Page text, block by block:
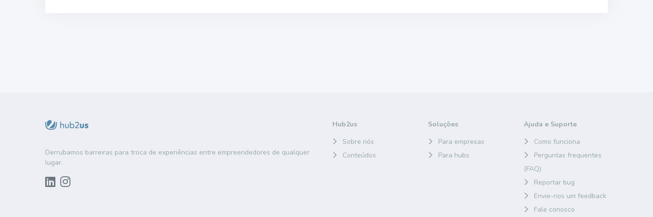
Derrubamos barreiras para troca de experiências entre empreendedores de qualquer
lugar.
Hub2us
Sobre nós
Conteúdos
Soluções
Para empresas
Para hubs
Ajuda e Suporte
Como funciona
Perguntas frequentes
(FAQ)
Reportar bug
Envie-nos um feedback
Fale conosco